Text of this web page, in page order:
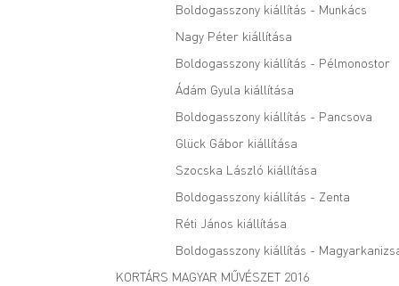
Boldogasszony kiállítás - Munkács
Nagy Péter kiállítása
Boldogasszony kiállítás - Pélmonostor
Ádám Gyula kiállítása
Boldogasszony kiállítás - Pancsova
Glück Gábor kiállítása
Szocska László kiállítása
Boldogasszony kiállítás - Zenta
Réti János kiállítása
Boldogasszony kiállítás -
KORTÁRS MAGYAR MŰVÉSZET 2016